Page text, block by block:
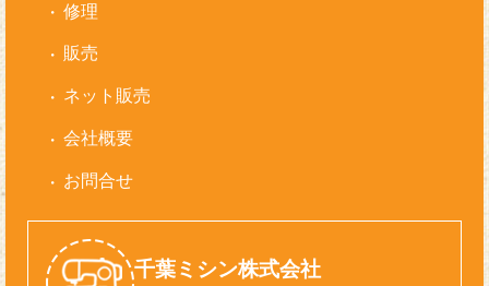
修理
販売
ネット販売
会社概要
お問合せ
千葉ミシン株式会社